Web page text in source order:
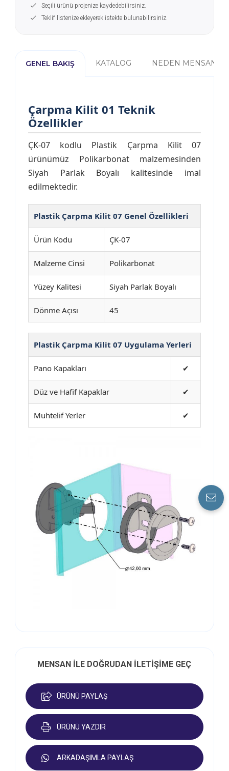
Seçili ürünü projenize kaydedebilirsiniz.
Teklif listenize ekleyerek istekte bulunabilirsiniz.
GENEL BAKIŞ KATALOG NEDEN MENSAN?
Çarpma Kilit 01 Teknik
Özellikler
ÇK-07 kodlu Plastik Çarpma Kilit 07
ürünümüz Polikarbonat malzemesinden
Siyah Parlak Boyalı kalitesinde imal
edilmektedir.
Plastik Çarpma Kilit 07 Genel Özellikleri
Ürün Kodu ÇK-07
Malzeme Cinsi Polikarbonat
Yüzey Kalitesi Siyah Parlak Boyalı
Dönme Açısı 45
Plastik Çarpma Kilit 07 Uygulama Yerleri
Pano Kapakları ✔
Düz ve Hafif Kapaklar ✔
Muhtelif Yerler ✔
MENSAN İLE DOĞRUDAN İLETİŞİME GEÇ
ÜRÜNÜ PAYLAŞ
ÜRÜNÜ YAZDIR
ARKADAŞIMLA PAYLAŞ